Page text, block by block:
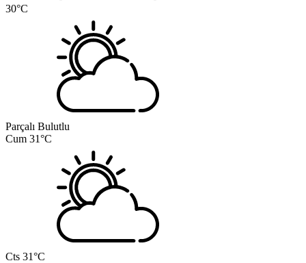
30°C
Parçalı Bulutlu
Cum 31°C
Cts 31°C